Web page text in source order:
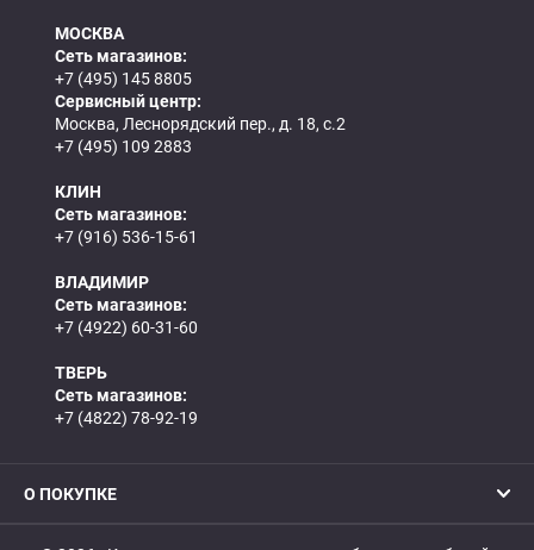
МОСКВА
Сеть магазинов:
+7 (495) 145 8805
Сервисный центр:
Москва, Леснорядский пер., д. 18, с.2
+7 (495) 109 2883
КЛИН
Сеть магазинов:
+7 (916) 536-15-61
ВЛАДИМИР
Сеть магазинов:
+7 (4922) 60-31-60
ТВЕРЬ
Сеть магазинов:
+7 (4822) 78-92-19
О ПОКУПКЕ